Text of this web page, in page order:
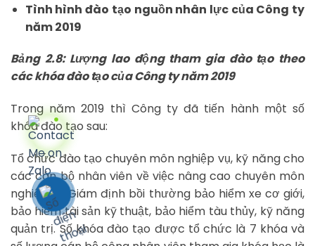
Tình hình đào tạo nguồn nhân lực của Công ty
năm 2019
Bảng 2.8: Lượng lao động tham gia đào tạo theo
các khóa đào tạo của Công ty năm 2019
Trong năm 2019 thì Công ty đã tiến hành một số
khóa đào tạo sau:
Tổ chức đào tạo chuyên môn nghiệp vụ, kỹ năng cho
các cán bộ nhân viên về việc nâng cao chuyên môn
nghiệp vụ Giám định bồi thường bảo hiểm xe cơ giới,
bảo hiểm tài sản kỹ thuật, bảo hiểm tàu thủy, kỹ năng
quản trị. Số khóa đào tạo được tổ chức là 7 khóa và